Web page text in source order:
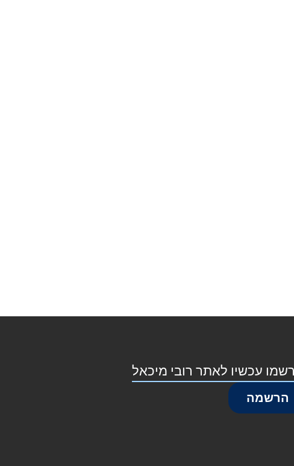
עכשיו לאתר רובי מיכאל
הרשמה